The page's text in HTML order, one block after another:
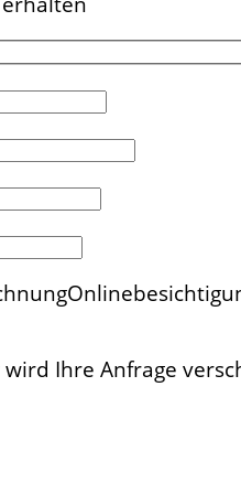
Ihre Anfrage